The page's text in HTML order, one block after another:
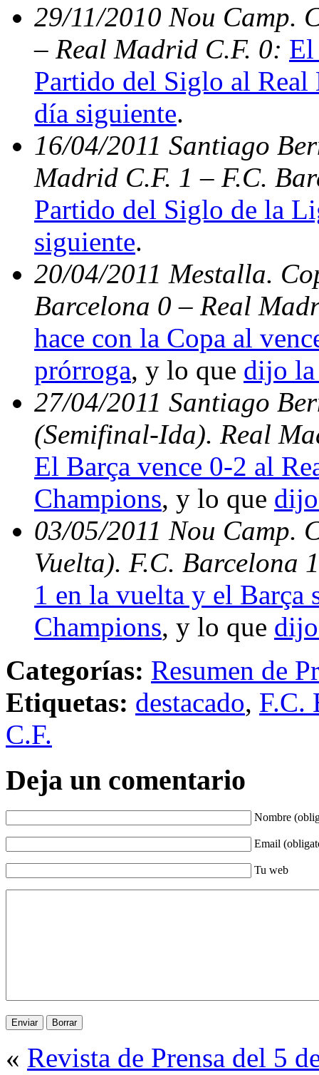
29/11/2010 Nou Camp.
– Real Madrid C.F. 0: El
Partido del Siglo al
día siguiente.
16/04/2011 Santiago
Madrid C.F. 1 – F.C.
Partido del Siglo de la
siguiente.
20/04/2011 Mestalla.
Barcelona 0 – Real
hace con la Copa al
prórroga, y lo que dijo la
27/04/2011 Santiago
(Semifinal-Ida). Real
El Barça vence 0-2 al
Champions, y lo que
03/05/2011 Nou Camp.
Vuelta). F.C. Barcelona
1 en la vuelta y el Barça
Champions, y lo que
Categorías: Resumen de
Etiquetas: destacado, F.C.
C.F.
Deja un comentario
Nombre
Email
Tu web
« Revista de Prensa del 5